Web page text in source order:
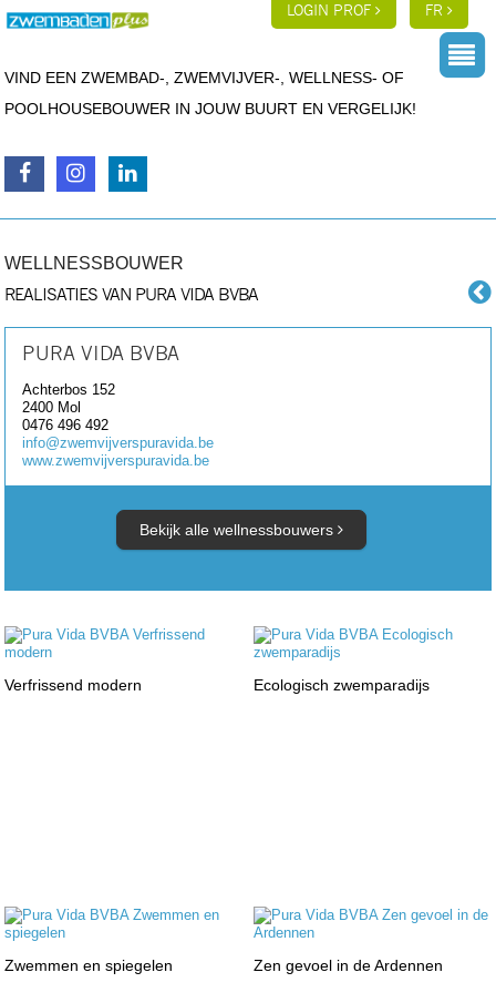
LOGIN PROF FR
VIND EEN ZWEMBAD-, ZWEMVIJVER-, WELLNESS- OF
POOLHOUSEBOUWER IN JOUW BUURT EN VERGELIJK!
WELLNESSBOUWER
REALISATIES VAN PURA VIDA BVBA
PURA VIDA BVBA
Achterbos 152
2400 Mol
0476 496 492
info@zwemvijverspuravida.be
www.zwemvijverspuravida.be
Bekijk alle wellnessbouwers
Verfrissend modern Ecologisch zwemparadijs
Zwemmen en spiegelen Zen gevoel in de Ardennen